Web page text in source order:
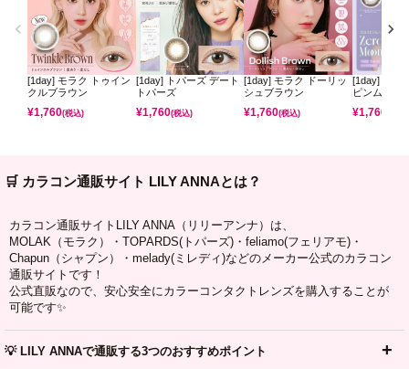
[1day] モラク トゥイン
クルブラウン
¥1,760(税込)
[1day] トパーズ デート
トパーズ
¥1,760(税込)
[1day] モラク ドーリッ
シュブラウン
¥1,760(税込)
[1day] ミレ
ピンムーン
¥1,760
🛒 カラコン通販サイト LILY ANNAとは？
カラコン通販サイトLILY ANNA（リリーアンナ）は、
MOLAK（モラク）・TOPARDS(トパーズ)・feliamo(フェリアモ)・
Chapun（シャプン）・melady(ミレディ)などのメーカー公式のカラコン
通販サイトです！
公式直販なので、安心安全にカラーコンタクトレンズを購入することが
可能です✨
💡 LILY ANNAで通販する3つのおすすめポイント